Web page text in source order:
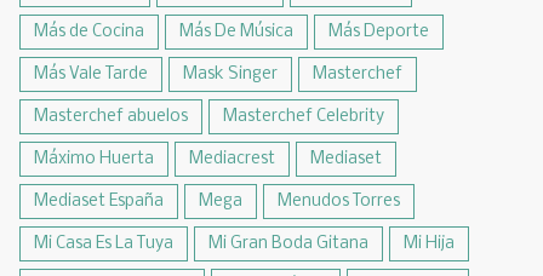
Más de Cocina Más De Música Más Deporte
Más Vale Tarde Mask Singer Masterchef
Masterchef abuelos Masterchef Celebrity
Máximo Huerta Mediacrest Mediaset
Mediaset España Mega Menudos Torres
Mi Casa Es La Tuya Mi Gran Boda Gitana Mi Hija